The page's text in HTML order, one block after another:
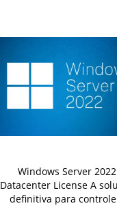
Windows Server 2022
Datacenter License A
definitiva para